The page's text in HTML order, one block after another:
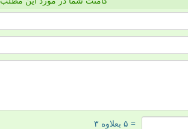
= ۵ بعلاوه ۳